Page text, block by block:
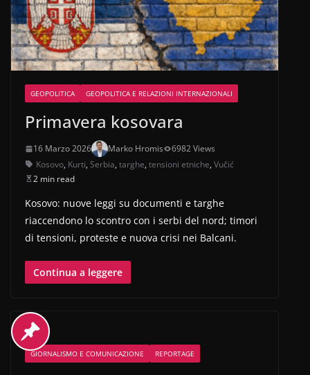
GEOPOLITICA GEOPOLITICA E RELAZIONI INTERNAZIONALI
Primavera kosovara
16 Marzo 2026 Marko Hromis
6982 Views
Kosovo, Kurti, Serbia, targhe, tensioni etniche, Vučić
2 min read
Kosovo: nuove leggi su documenti e targhe
riaccendono lo scontro con i serbi del nord; timori
di tensioni, proteste e nuova crisi nei Balcani.
Continua a leggere
GIORNALISMO E COMUNICAZIONE REPORTAGE